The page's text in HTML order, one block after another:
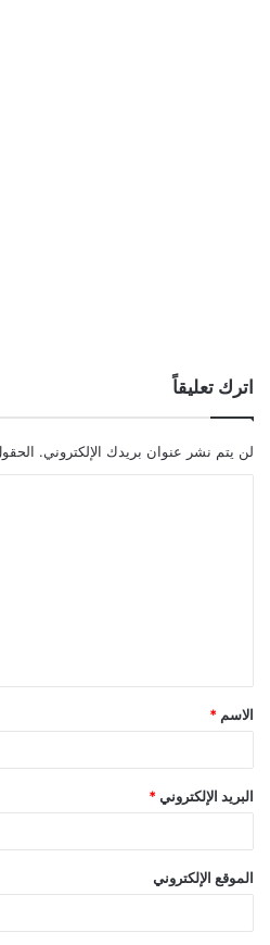
اترك تعليقاً
لن يتم نشر عنوان بريدك الإلكتروني.
ق
*
الاسم *
البريد الإلكتروني *
الموقع الإلكتروني